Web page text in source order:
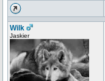
Wilk
Jaskier